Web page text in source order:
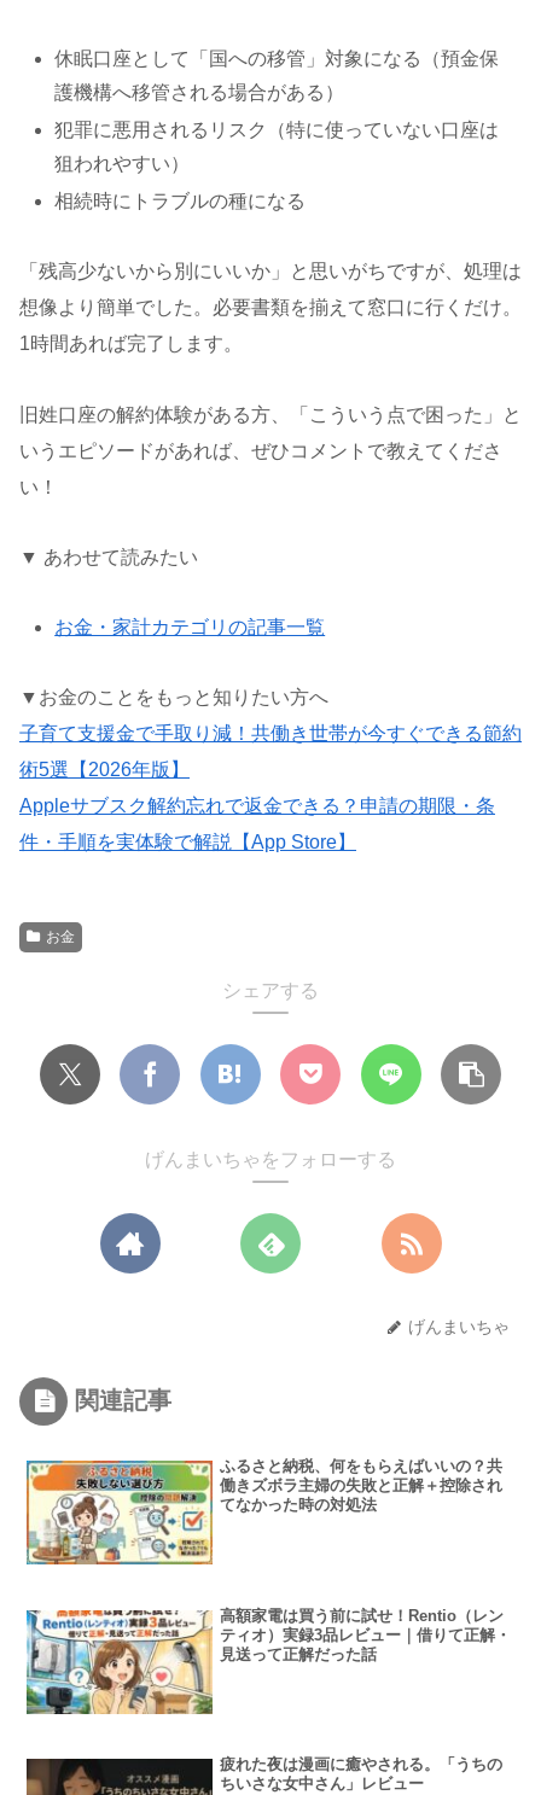
休眠口座として「国への移管」対象になる（預金保
護機構へ移管される場合がある）
犯罪に悪用されるリスク（特に使っていない口座は
狙われやすい）
相続時にトラブルの種になる
「残高少ないから別にいいか」と思いがちですが、処理は
想像より簡単でした。必要書類を揃えて窓口に行くだけ。
1時間あれば完了します。
旧姓口座の解約体験がある方、「こういう点で困った」と
いうエピソードがあれば、ぜひコメントで教えてくださ
い！
▼ あわせて読みたい
お金・家計カテゴリの記事一覧
▼お金のことをもっと知りたい方へ
子育て支援金で手取り減！共働き世帯が今すぐできる節約
術5選【2026年版】
Appleサブスク解約忘れで返金できる？申請の期限・条
件・手順を実体験で解説【App Store】
お金
シェアする
げんまいちゃをフォローする
げんまいちゃ
関連記事
ふるさと納税、何をもらえばいいの？共
働きズボラ主婦の失敗と正解＋控除され
てなかった時の対処法
高額家電は買う前に試せ！Rentio（レン
ティオ）実録3品レビュー｜借りて正解・
見送って正解だった話
疲れた夜は漫画に癒やされる。「うちの
ちいさな女中さん」レビュー